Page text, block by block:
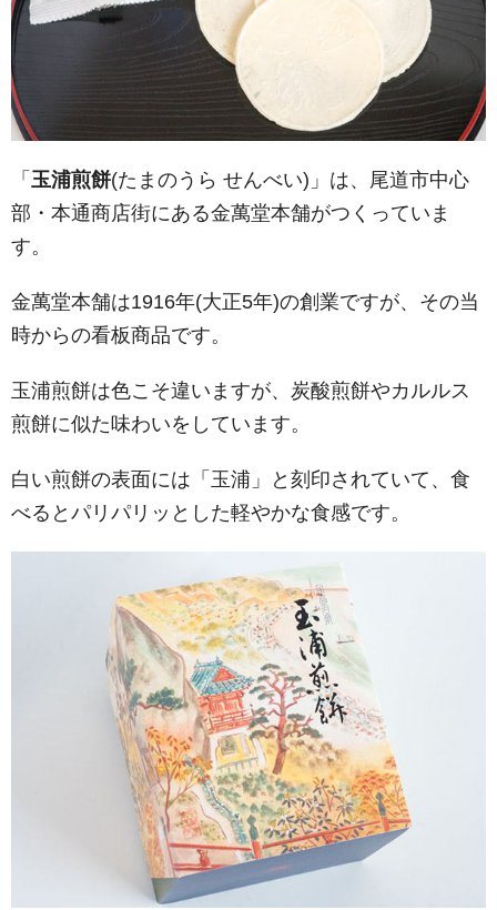
「 玉浦煎餅(たまのうら せんべい)」は、尾道市中心
部・本通商店街にある金萬堂本舗がつくっていま
す。
金萬堂本舗は1916年(大正5年)の創業ですが、その当
時からの看板商品です。
玉浦煎餅は色こそ違いますが、炭酸煎餅やカルルス
煎餅に似た味わいをしています。
白い煎餅の表面には「玉浦」と刻印されていて、食
べるとパリパリッとした軽やかな食感です。